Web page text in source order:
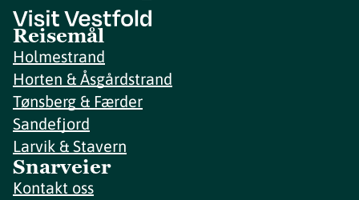
Reisemål
Holmestrand
Horten & Åsgårdstrand
Tønsberg & Færder
Sandefjord
Larvik & Stavern
Snarveier
Kontakt oss